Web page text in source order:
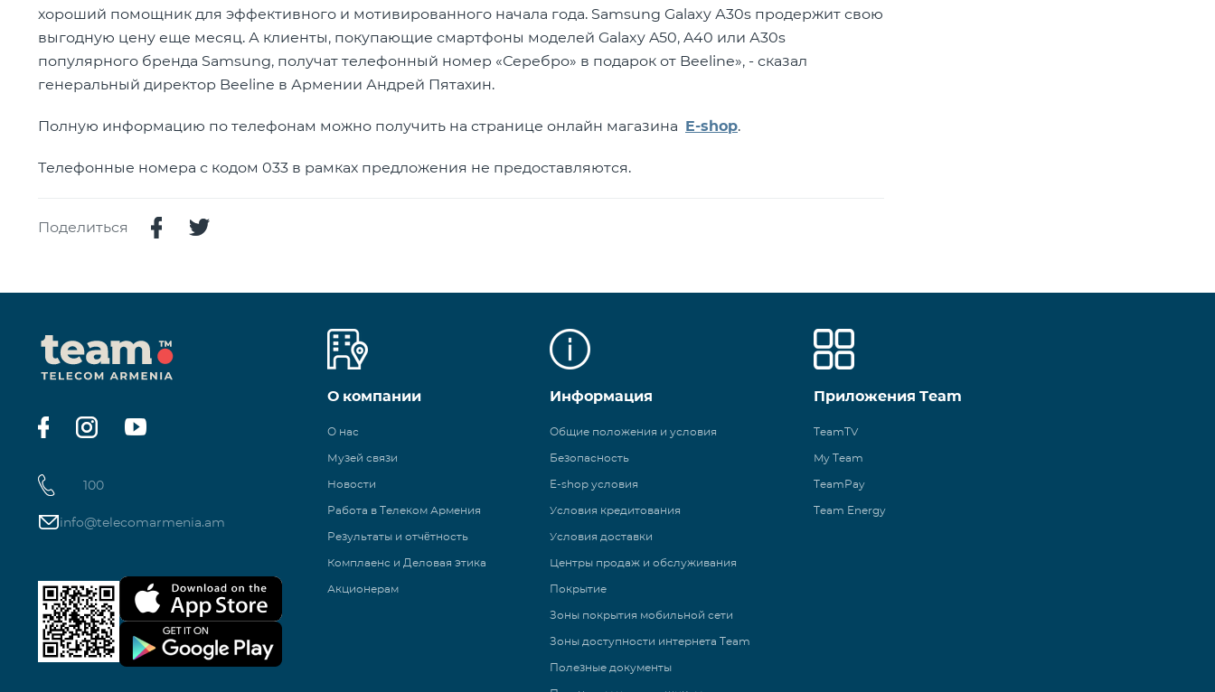
хороший помощник для эффективного и мотивированного начала года. Samsung Galaxy А30s продержит свою
выгодную цену еще месяц. А клиенты, покупающие смартфоны моделей Galaxy A50, A40 или А30s
популярного бренда Samsung, получат телефонный номер «Серебро» в подарок от Beeline», - сказал
генеральный директор Beeline в Армении Андрей Пятахин.
Полную информацию по телефонам можно получить на странице онлайн магазина E-shop.
Телефонные номера с кодом 033 в рамках предложения не предоставляются.
Поделиться
100
info@telecomarmenia.am
О компании
О нас
Музей связи
Новости
Работа в Телеком Армения
Результаты и отчётность
Комплаенс и Деловая этика
Акционерам
Информация
Общие положения и условия
Безопасность
E-shop условия
Условия кредитования
Условия доставки
Центры продаж и обслуживания
Покрытие
Зоны покрытия мобильной сети
Зоны доступности интернета Team
Полезные документы
Приложения Team
TeamTV
My Team
TeamPay
Team Energy